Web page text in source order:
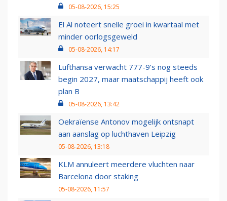
05-08-2026, 15:25
El Al noteert snelle groei in kwartaal met
minder oorlogsgeweld
05-08-2026, 14:17
Lufthansa verwacht 777-9’s nog steeds
begin 2027, maar maatschappij heeft ook
plan B
05-08-2026, 13:42
Oekraïense Antonov mogelijk ontsnapt
aan aanslag op luchthaven Leipzig
05-08-2026, 13:18
KLM annuleert meerdere vluchten naar
Barcelona door staking
05-08-2026, 11:57